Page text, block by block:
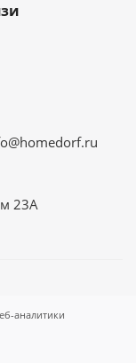
аналитики
23А
подарки для